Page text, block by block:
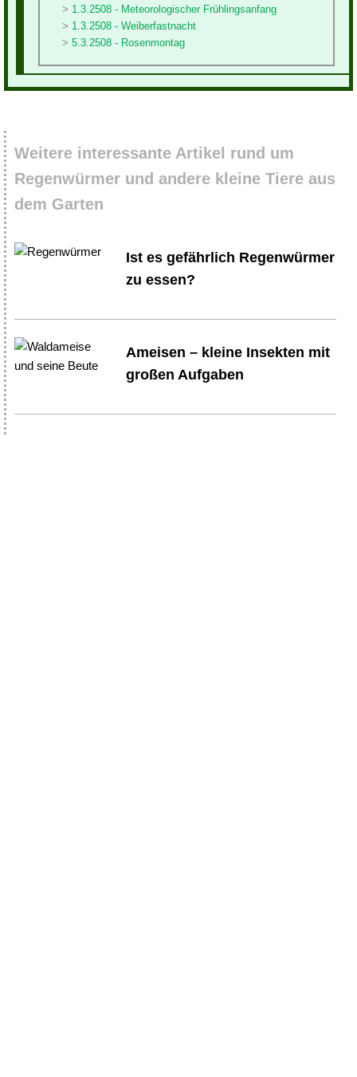
1.3.2508 - Meteorologischer Frühlingsanfang
1.3.2508 - Weiberfastnacht
5.3.2508 - Rosenmontag
Weitere interessante Artikel rund um
Regenwürmer und andere kleine Tiere aus
dem Garten
Ist es gefährlich Regenwürmer
zu essen?
Ameisen – kleine Insekten mit
großen Aufgaben